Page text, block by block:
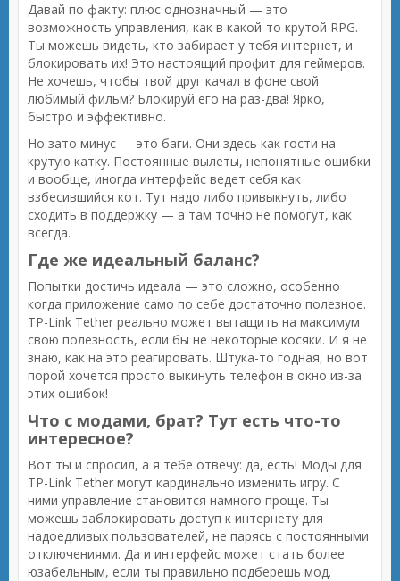
Давай по факту: плюс однозначный — это
возможность управления, как в какой-то крутой RPG.
Ты можешь видеть, кто забирает у тебя интернет, и
блокировать их! Это настоящий профит для геймеров.
Не хочешь, чтобы твой друг качал в фоне свой
любимый фильм? Блокируй его на раз-два! Ярко,
быстро и эффективно.
Но зато минус — это баги. Они здесь как гости на
крутую катку. Постоянные вылеты, непонятные ошибки
и вообще, иногда интерфейс ведет себя как
взбесившийся кот. Тут надо либо привыкнуть, либо
сходить в поддержку — а там точно не помогут, как
всегда.
Где же идеальный баланс?
Попытки достичь идеала — это сложно, особенно
когда приложение само по себе достаточно полезное.
TP-Link Tether реально может вытащить на максимум
свою полезность, если бы не некоторые косяки. И я не
знаю, как на это реагировать. Штука-то годная, но вот
порой хочется просто выкинуть телефон в окно из-за
этих ошибок!
Что с модами, брат? Тут есть что-то
интересное?
Вот ты и спросил, а я тебе отвечу: да, есть! Моды для
TP-Link Tether могут кардинально изменить игру. С
ними управление становится намного проще. Ты
можешь заблокировать доступ к интернету для
надоедливых пользователей, не парясь с постоянными
отключениями. Да и интерфейс может стать более
юзабельным, если ты правильно подберешь мод.